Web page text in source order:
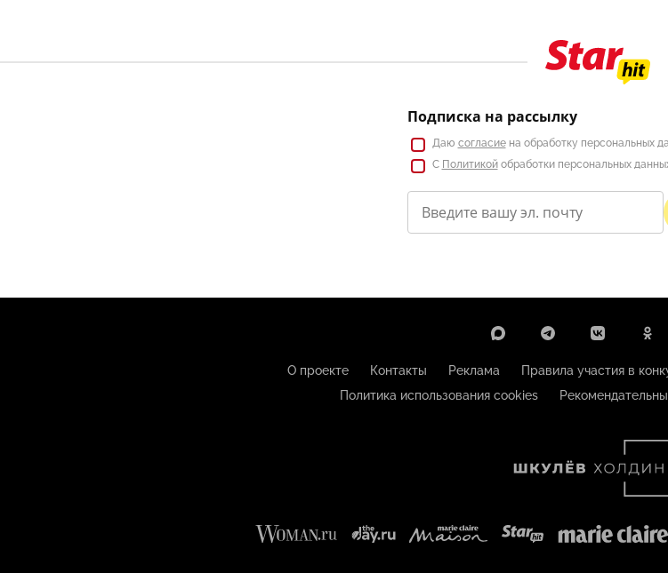
Подписка на рассылку
Даю согласиена обработку персональных
С Политикойобработки персональных
О проекте Контакты Реклама Правила участия в
Политика использования cookies